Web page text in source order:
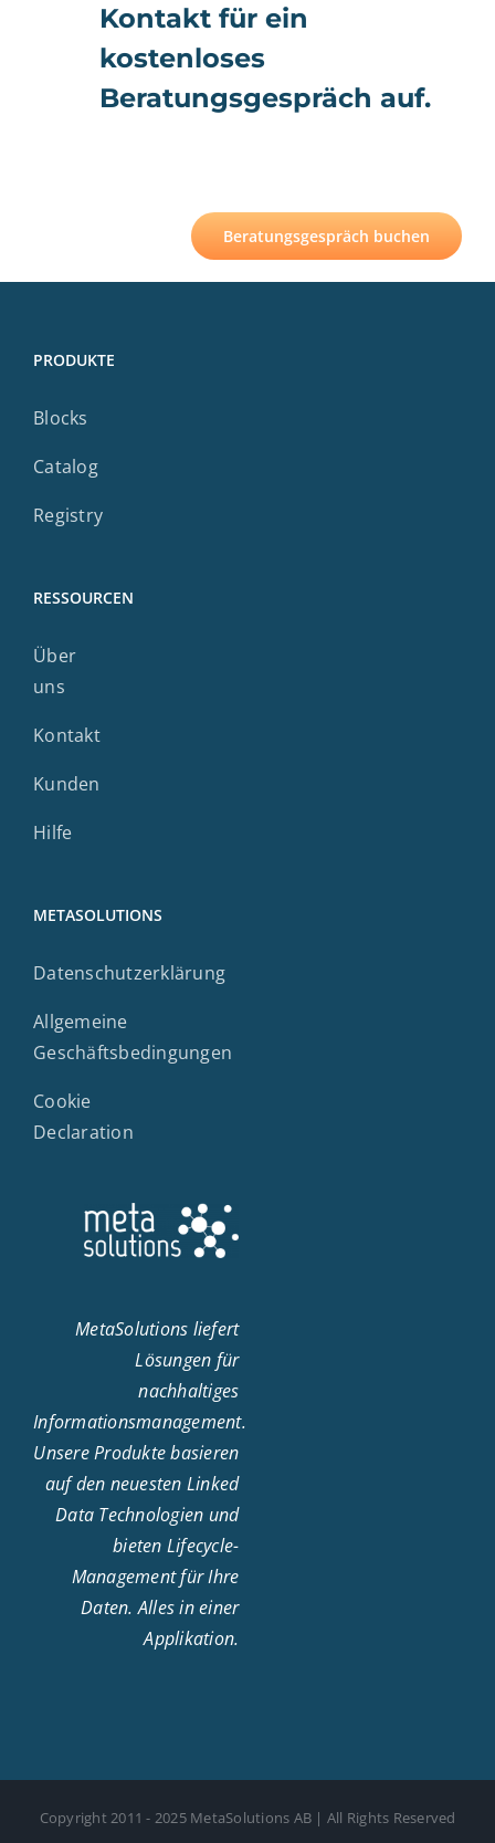
Kontakt für ein
kostenloses
Beratungsgespräch auf.
Beratungsgespräch buchen
PRODUKTE
Blocks
Catalog
Registry
RESSOURCEN
Über
uns
Kontakt
Kunden
Hilfe
METASOLUTIONS
Datenschutzerklärung
Allgemeine
Geschäftsbedingungen
Cookie
Declaration
MetaSolutions liefert
Lösungen für
nachhaltiges
Informationsmanagement.
Unsere Produkte basieren
auf den neuesten Linked
Data Technologien und
bieten Lifecycle-
Management für Ihre
Daten. Alles in einer
Applikation.
Copyright 2011 - 2025 MetaSolutions AB | All Rights Reserved